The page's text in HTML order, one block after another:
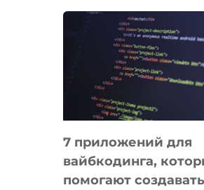
ПОЛЕЗНЫХ
ДЛЯ
РАБОТЫ
7 приложений для
вайбкодинга,
помогают создавать